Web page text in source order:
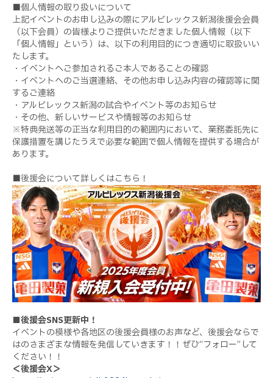
■個人情報の取り扱いについて
上記イベントのお申し込みの際にアルビレックス新潟後援会会員
（以下会員）の皆様よりご提供いただきました個人情報（以下
「個人情報」という）は、以下の利用目的につき適切に取扱いい
たします。
・イベントへご参加されるご本人であることの確認
・イベントへのご当選連絡、その他お申し込み内容の確認等に関
するご連絡
・アルビレックス新潟の試合やイベント等のお知らせ
・その他、新しいサービスや情報等のお知らせ
※特典発送等の正当な利用目的の範囲内において、業務委託先に
保護措置を講じたうえで必要な範囲で個人情報を提供する場合が
あります。
■後援会について詳しくはこちら！
■後援会SNS更新中！
イベントの模様や各地区の後援会員様のお声など、後援会ならで
はのさまざまな情報を発信していきます！！ぜひ“フォロー”して
ください！！
＜後援会X＞